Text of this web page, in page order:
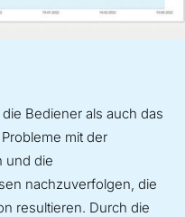
Bediener als auch das
mit der
und die
nachzuverfolgen, die
resultieren. Durch die